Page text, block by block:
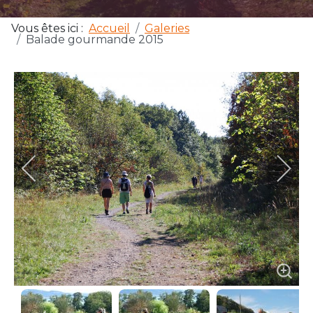
Vous êtes ici : Accueil
Galeries
Balade gourmande 2015